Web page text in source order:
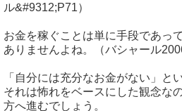
ル&#9312;P71）
お金を稼ぐことは単に手段であっ
ありませんよね。（バシャール
「自分には充分なお金がない」と
それは怖れをベースにした観念な
方へ進むでしょう。